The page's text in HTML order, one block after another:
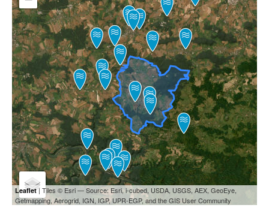
Leaflet| Tiles © Esri — Source: Esri, i-cubed, USDA, USGS, AEX, GeoEye,
Getmapping, Aerogrid, IGN, IGP, UPR-EGP, and the GIS User Community